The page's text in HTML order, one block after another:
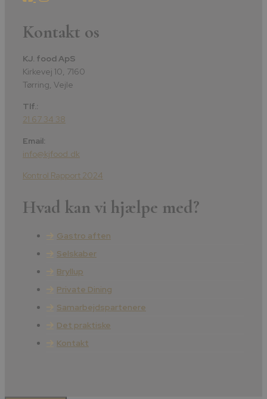
Kontakt os
KJ. food ApS
Kirkevej 10, 7160
Tørring, Vejle
Tlf.:
21 67 34 38
Email:
info@kjfood.dk
Kontrol Rapport 2024
Hvad kan vi hjælpe med?
Gastro aften
Selskaber
Bryllup
Private Dining
Samarbejdspartenere
Det praktiske
Kontakt